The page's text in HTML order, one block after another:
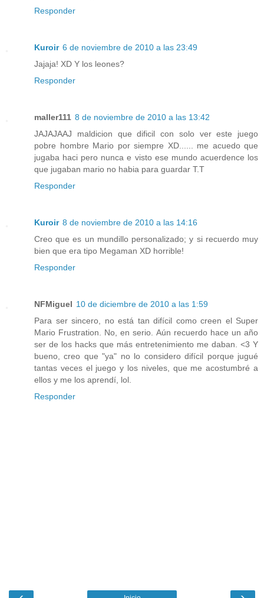
Responder
Kuroir 6 de noviembre de 2010 a las 23:49
Jajaja! XD Y los leones?
Responder
maller111 8 de noviembre de 2010 a las 13:42
JAJAJAAJ maldicion que dificil con solo ver este juego
pobre hombre Mario por siempre XD...... me acuedo que
jugaba haci pero nunca e visto ese mundo acuerdence los
que jugaban mario no habia para guardar T.T
Responder
Kuroir 8 de noviembre de 2010 a las 14:16
Creo que es un mundillo personalizado; y si recuerdo muy
bien que era tipo Megaman XD horrible!
Responder
NFMiguel 10 de diciembre de 2010 a las 1:59
Para ser sincero, no está tan difícil como creen el Super
Mario Frustration. No, en serio. Aún recuerdo hace un año
ser de los hacks que más entretenimiento me daban. <3 Y
bueno, creo que "ya" no lo considero difícil porque jugué
tantas veces el juego y los niveles, que me acostumbré a
ellos y me los aprendí, lol.
Responder